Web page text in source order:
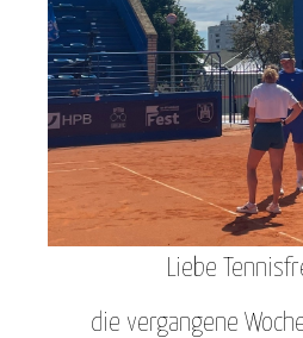
Liebe
die vergangene